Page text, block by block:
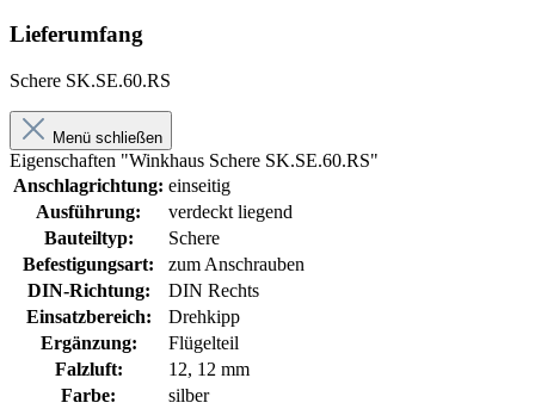
Lieferumfang
Schere SK.SE.60.RS
Menü schließen
Eigenschaften "Winkhaus Schere SK.SE.60.RS"
Anschlagrichtung: einseitig
Ausführung:
verdeckt liegend
Bauteiltyp:
Schere
Befestigungsart:
zum Anschrauben
DIN-Richtung:
DIN Rechts
Einsatzbereich:
Drehkipp
Ergänzung:
Flügelteil
Falzluft:
12, 12 mm
Farbe:
silber